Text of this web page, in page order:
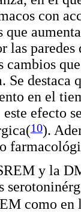
con
las
cambios
destaca
en el
efecto
10).
y la
como